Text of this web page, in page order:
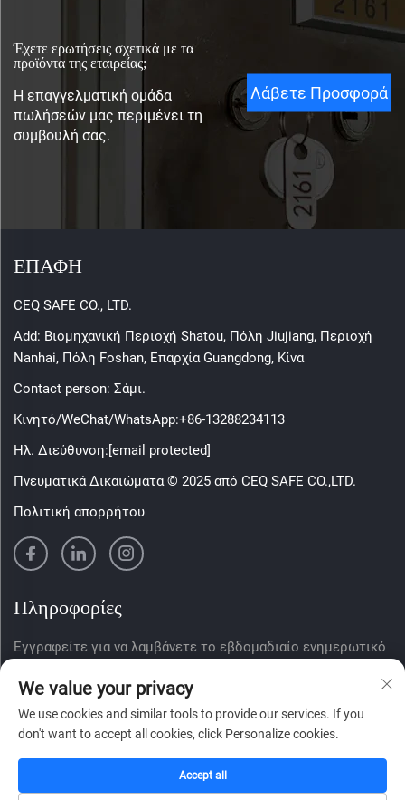
Έχετε ερωτήσεις σχετικά με τα
προϊόντα της εταιρείας;
Η επαγγελματική ομάδα
πωλήσεών μας περιμένει τη
συμβουλή σας.
Λάβετε Προσφορά
ΕΠΑΦΗ
CEQ SAFE CO., LTD.
Add: Βιομηχανική Περιοχή Shatou, Πόλη Jiujiang, Περιοχή
Nanhai, Πόλη Foshan, Επαρχία Guangdong, Κίνα
Contact person: Σάμι.
Κινητό/WeChat/WhatsApp:+86-13288234113
Ηλ. Διεύθυνση:[email protected]
Πνευματικά Δικαιώματα © 2025 από CEQ SAFE CO.,LTD.
Πολιτική απορρήτου
Πληροφορίες
Εγγραφείτε για να λαμβάνετε το εβδομαδιαίο ενημερωτικό
Υποβολή
We value your privacy
We use cookies and similar tools to provide our services. If you
don't want to accept all cookies, click Personalize cookies.
Accept all